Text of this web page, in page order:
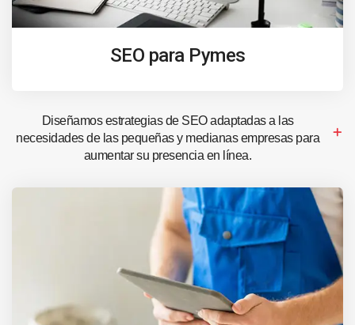
SEO para Pymes
Diseñamos estrategias de SEO adaptadas a las
necesidades de las pequeñas y medianas empresas para
aumentar su presencia en línea.